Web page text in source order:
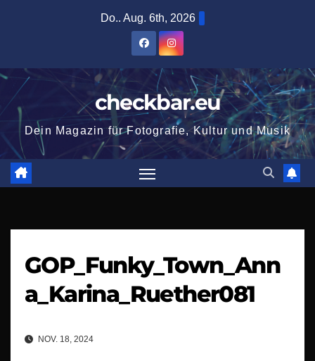
Do.. Aug. 6th, 2026
checkbar.eu
Dein Magazin für Fotografie, Kultur und Musik
GOP_Funky_Town_Ann
a_Karina_Ruether081
NOV. 18, 2024